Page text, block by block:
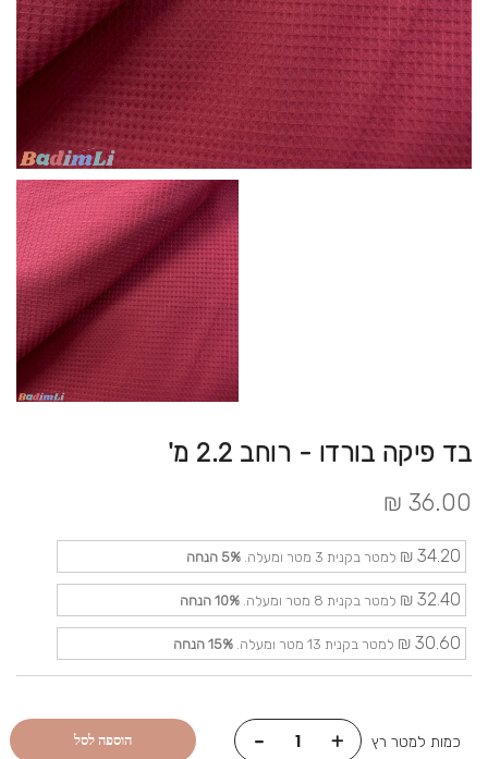
בד פיקה בורדו - רוחב 2.2 מ'
36.00 ₪
34.20 ₪ למטר בקנית 3 מטר ומעלה. הנחה
32.40 ₪ למטר בקנית 8 מטר ומעלה. הנחה
30.60 ₪ למטר בקנית 13 מטר ומעלה. הנחה
כמות למטר רץ - + הוספה לסל